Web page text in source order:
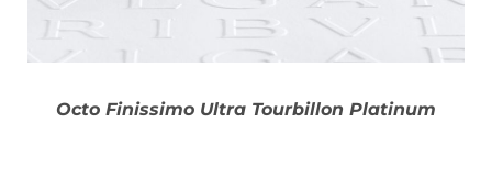
Octo Finissimo Ultra Tourbillon Platinum